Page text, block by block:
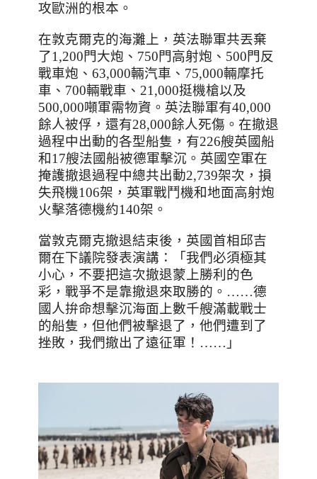
攻歐洲的根本。
在敦克爾克的海灘上，英法聯軍共丟棄
了1,200門大炮、 750門高射炮、 500門反
戰車炮、 63,000輛汽車、 75,000輛摩托
車、 700輛戰車、 21,000挺機槍以及
500,000噸軍需物資。英法聯軍有40,000
餘人被俘，還有28,000餘人死傷。在撤退
過程中出動的各型船隻，有226艘英國船
和17艘法國船被德軍擊沉。英國空軍在
掩護撤退過程中總共出動2,739架次，損
失飛機106架，英軍戰鬥機和地面高射炮
火擊落德機約140架。
當敦克爾克撤退結束後，英國首相邱吉
爾在下議院發表演講：「我們必須極其
小心，不要把這次撤退蒙上勝利的色
彩，戰爭不是靠撤退來取勝的。 ……德
國人拚命想擊沉海面上數千艘滿載戰士
的船隻，但他們被擊退了，他們遭到了
挫敗，我們撤出了遠征軍！ …… 」